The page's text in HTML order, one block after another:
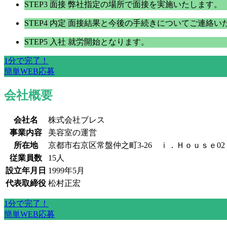
STEP3 面接 弊社指定の場所で面接を実施いたします。
STEP4 内定 面接結果と今後の手続きについてご連絡い
STEP5 入社 就労開始となります。
1分で完了！
簡単WEB応募
会社概要
会社名
株式会社ブレス
事業内容
美容室の運営
所在地
京都市右京区常盤仲之町3-26 ｉ．Ｈｏｕｓｅ02
従業員数
15人
設立年月日 1999年5月
代表取締役 松村正宏
1分で完了！
簡単WEB応募